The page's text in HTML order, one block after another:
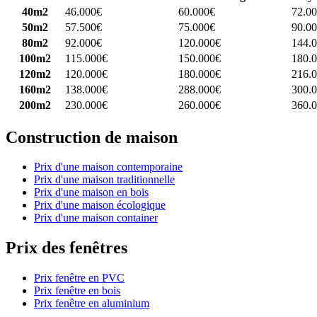
40m2
46.000€ 60.000€
50m2
57.500€ 75.000€
80m2
92.000€ 120.000€
100m2
115.000€ 150.000€
120m2
120.000€ 180.000€
160m2
138.000€ 288.000€
200m2
230.000€ 260.000€
Construction de maison
Prix d'une maison contemporaine
Prix d'une maison traditionnelle
Prix d'une maison en bois
Prix d'une maison écologique
Prix d'une maison container
Prix des fenêtres
Prix fenêtre en PVC
Prix fenêtre en bois
Prix fenêtre en aluminium